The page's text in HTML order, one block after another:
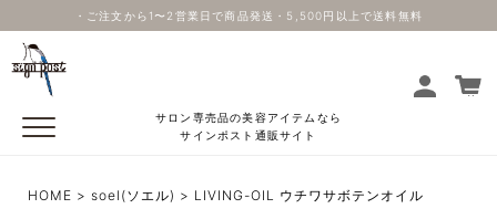
・ご注文から1〜2営業日で商品発送・5,500円以上で送料無料
サロン専売品の美容アイテムなら
サインポスト通販サイト
HOME soel(ソエル) LIVING-OIL ウチワサボテンオイル